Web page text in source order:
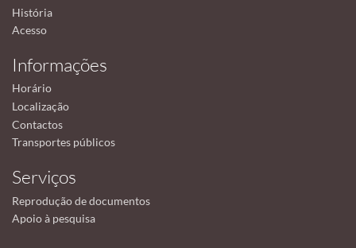
História
Acesso
Informações
Horário
Localização
Contactos
Transportes públicos
Serviços
Reprodução de documentos
Apoio à pesquisa